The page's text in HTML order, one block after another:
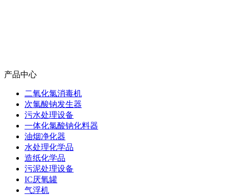
产品中心
二氧化氯消毒机
次氯酸钠发生器
污水处理设备
一体化氯酸钠化料器
油烟净化器
水处理化学品
造纸化学品
污泥处理设备
IC厌氧罐
气浮机